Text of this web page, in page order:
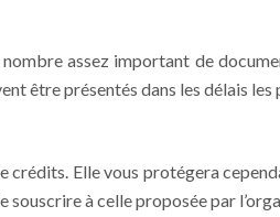
assez important de
être présentés dans les délais
crédits. Elle vous protégera
souscrire à celle proposée par